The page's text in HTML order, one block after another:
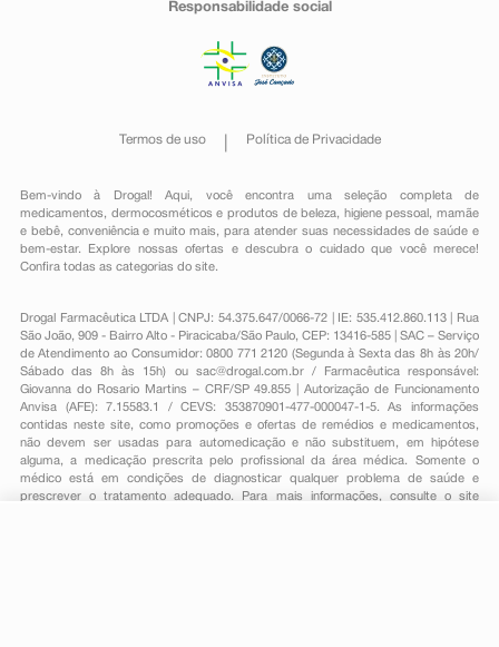
Responsabilidade social
Termos de uso Política de Privacidade
Bem-vindo à Drogal! Aqui, você encontra uma seleção completa de
medicamentos , dermocosméticos e produtos de beleza, higiene pessoal ,mamãe
e bebê, conveniênciae muito mais, para atender suas necessidades de saúde e
bem-estar. Explore nossas ofertas e descubra o cuidado que você merece!
Confira todas as categorias do site.
Drogal Farmacêutica LTDA | CNPJ: 54.375.647/0066-72 | IE: 535.412.860.113 | Rua
São João, 909 - Bairro Alto - Piracicaba/São Paulo, CEP: 13416-585 | SAC – Serviço
de Atendimento ao Consumidor: 0800 771 2120 (Segunda à Sexta das 8h às 20h/
Sábado das 8h às 15h) ou sac@drogal.com.br/ Farmacêutica responsável:
Giovanna do Rosario Martins – CRF/SP 49.855 | Autorização de Funcionamento
Anvisa (AFE): 7.15583.1 / CEVS: 353870901-477-000047-1-5. As informações
contidas neste site, como promoções e ofertas de remédios e medicamentos,
não devem ser usadas para automedicação e não substituem, em hipótese
alguma, a medicação prescrita pelo profissional da área médica. Somente o
médico está em condições de diagnosticar qualquer problema de saúde e
prescrever o tratamento adequado. Para mais informações, consulte o site